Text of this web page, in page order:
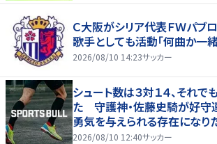
Ｃ大阪がシリア代表ＦＷパブ
歌手としても活動「何曲か一
2026/08/10 14:23サッカー
シュート数は３対１４、それ
た 守護神・佐藤史騎が好守
勇気を与えられる存在になり
2026/08/10 12:40サッカー